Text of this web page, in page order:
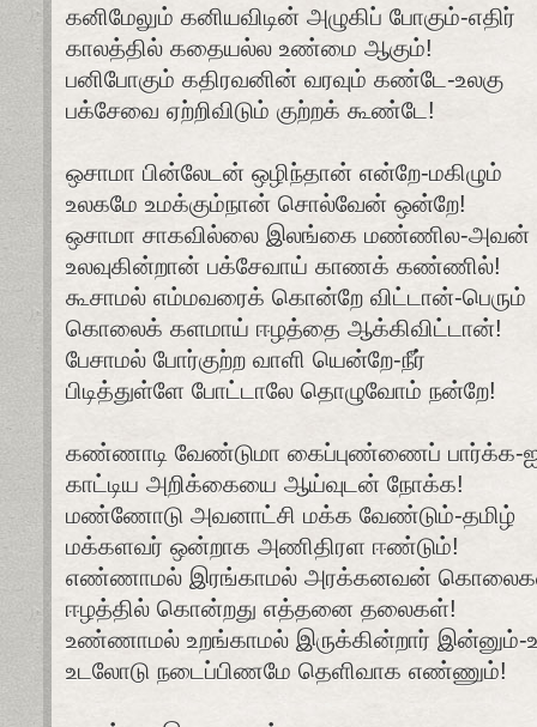
கனிமேலும் கனியவிடின் அழுகிப் போகும்-எதிர்
காலத்தில் கதையல்ல உண்மை ஆகும்!
பனிபோகும் கதிரவனின் வரவும் கண்டே-உலகு
பக்சேவை ஏற்றிவிடும் குற்றக் கூண்டே!
ஒசாமா பின்லேடன் ஒழிந்தான் என்றே-மகிழும்
உலகமே உமக்கும்நான் சொல்வேன் ஒன்றே!
ஒசாமா சாகவில்லை இலங்கை மண்ணில-அவன்
உலவுகின்றான் பக்சேவாய் காணக் கண்ணில்!
கூசாமல் எம்மவரைக் கொன்றே விட்டான்-பெரும்
கொலைக் களமாய் ஈழத்தை ஆக்கிவிட்டான்!
பேசாமல் போர்குற்ற வாளி யென்றே-நீர்
பிடித்துள்ளே போட்டாலே தொழுவோம் நன்றே!
கண்ணாடி வேண்டுமா கைப்புண்ணைப் பார்க்க-
காட்டிய அறிக்கையை ஆய்வுடன் நோக்க!
மண்ணோடு அவனாட்சி மக்க வேண்டும்-தமிழ்
மக்களவர் ஒன்றாக அணிதிரள ஈண்டும்!
எண்ணாமல் இரங்காமல் அரக்கனவன்
ஈழத்தில் கொன்றது எத்தனை தலைகள்!
உண்ணாமல் உறங்காமல் இருக்கின்றார் இன்னும்-
உடலோடு நடைப்பிணமே தெளிவாக எண்ணும்!